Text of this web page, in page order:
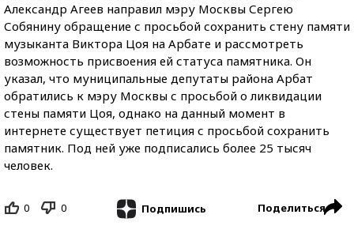
Александр Агеев направил мэру Москвы Сергею
Собянину обращение с просьбой сохранить стену памяти
музыканта Виктора Цоя на Арбате и рассмотреть
возможность присвоения ей статуса памятника. Он
указал, что муниципальные депутаты района Арбат
обратились к мэру Москвы с просьбой о ликвидации
стены памяти Цоя, однако на данный момент в
интернете существует петиция с просьбой сохранить
памятник. Под ней уже подписались более 25 тысяч
человек.
0 0 Подпишись Поделиться